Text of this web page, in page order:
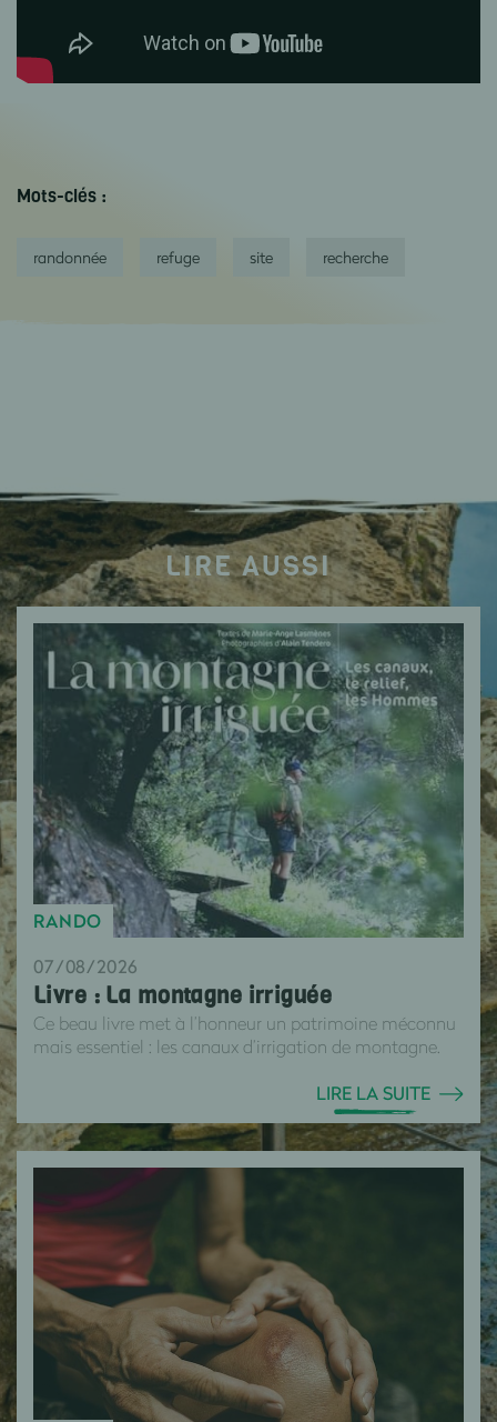
Mots-clés :
randonnée refuge site recherche
LIRE AUSSI
RANDO
07/08/2026
Livre : La montagne irriguée
Ce beau livre met à l’honneur un patrimoine méconnu
mais essentiel : les canaux d’irrigation de montagne.
LIRE LA SUITE